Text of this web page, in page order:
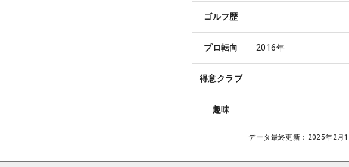
ゴルフ歴
プロ転向 2016年
得意クラブ
趣味
データ最終更新： 2025年2月